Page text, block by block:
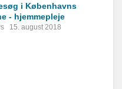
i Københavns
- hjemmepleje
15. august 2018